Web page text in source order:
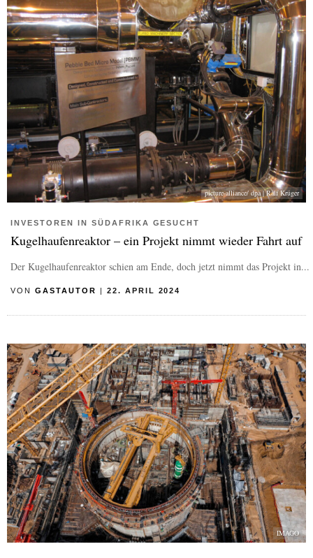
picture-alliance/ dpa | Ralf Krüger
INVESTOREN IN SÜDAFRIKA GESUCHT
Kugelhaufenreaktor – ein Projekt nimmt wieder Fahrt auf
Der Kugelhaufenreaktor schien am Ende, doch jetzt nimmt das Projekt in...
VON GASTAUTOR | 22. APRIL 2024
IMAGO